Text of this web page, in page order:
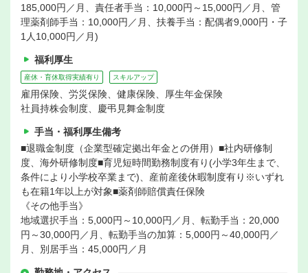
185,000円／月、責任者手当：10,000円～15,000円／月、管
理薬剤師手当：10,000円／月、扶養手当：配偶者9,000円・子
1人10,000円／月)
福利厚生
産休・育休取得実績有り スキルアップ
雇用保険、労災保険、健康保険、厚生年金保険
社員持株会制度、慶弔見舞金制度
手当・福利厚生備考
■退職金制度（企業型確定拠出年金との併用）■社内研修制
度、海外研修制度■育児短時間勤務制度有り(小学3年生まで、
条件により小学校卒業まで)、産前産後休暇制度有り※いずれ
も在籍1年以上が対象■薬剤師賠償責任保険
《その他手当》
地域選択手当：5,000円～10,000円／月、転勤手当：20,000
円～30,000円／月、転勤手当の加算：5,000円～40,000円／
月、別居手当：45,000円／月